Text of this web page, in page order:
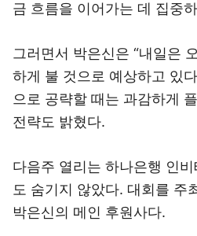
금 흐름을 이어가는 데 집중
그러면서 박은신은 “내일은
하게 불 것으로 예상하고 있
으로 공략할 때는 과감하게
전략도 밝혔다.
다음주 열리는 하나은행 인
도 숨기지 않았다. 대회를 주
박은신의 메인 후원사다.